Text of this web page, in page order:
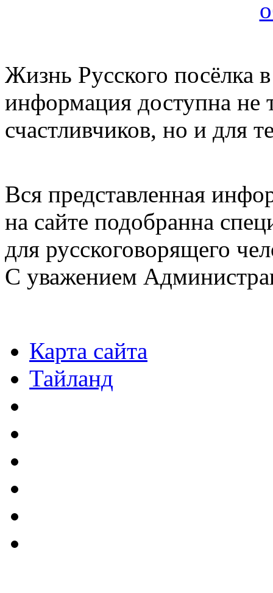
Жизнь Русского посёлка
информация доступна не
счастливчиков, но и для
Вся представленная
на сайте подобранна
для русскоговорящего
С уважением
Карта сайта
Тайланд